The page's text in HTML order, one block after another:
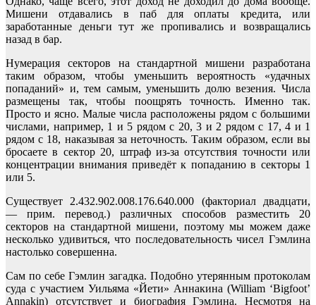
Мишени отдавались в паб для оплаты кредита, или
заработанные деньги тут же пропивались и возвращались
назад в бар.
Нумерация секторов на стандартной мишени разработана
таким образом, чтобы уменьшить вероятность «удачных
попаданий» и, тем самым, уменьшить долю везения. Числа
размещены так, чтобы поощрять точность. Именно так.
Просто и ясно. Малые числа расположены рядом с большими
числами, например, 1 и 5 рядом с 20, 3 и 2 рядом с 17, 4 и 1
рядом с 18, наказывая за неточность. Таким образом, если вы
бросаете в сектор 20, штраф из-за отсутствия точности или
концентрации внимания приведёт к попаданию в секторы 1
или 5.
Существует 2.432.902.008.176.640.000 (факториал двадцати,
— прим. перевод.) различных способов разместить 20
секторов на стандартной мишени, поэтому мы можем даже
несколько удивиться, что последовательность чисел Гэмлина
настолько совершенна.
Сам по себе Гэмлин загадка. Подобно утерянным протоколам
суда с участием Уильяма «Йети» Аннакина (William ‘Bigfoot’
Annakin) отсутствует и биография Гэмлина. Несмотря на